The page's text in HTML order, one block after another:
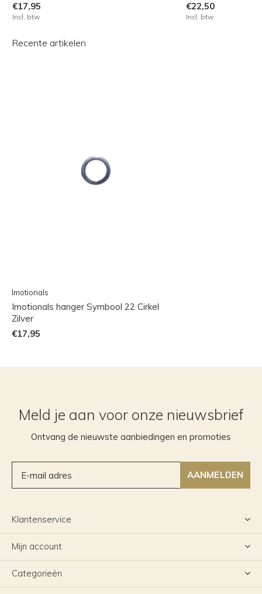
€17,95
Incl. btw
€22,50
Incl. btw
Recente artikelen
Imotionals
Imotionals hanger Symbool 22 Cirkel
Zilver
€17,95
Meld je aan voor onze nieuwsbrief
Ontvang de nieuwste aanbiedingen en promoties
AANMELDEN
Klantenservice
Mijn account
Categorieën